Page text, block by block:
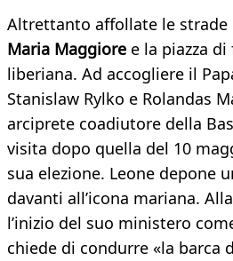
Altrettanto affollate le strade
Maria Maggiore e la piazza
liberiana. Ad accogliere il
Stanislaw Rylko e Rolandas
arciprete coadiutore della
visita dopo quella del 10
sua elezione. Leone depone
davanti all’icona mariana.
l’inizio del suo ministero
chiede di condurre «la barca